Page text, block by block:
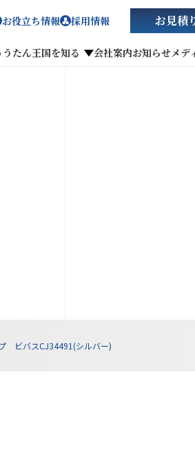
お役立ち情報 採用情報
たん王国を知る 会社案内お知らせメデ
お見積
ビバスCJ34491(シルバー)